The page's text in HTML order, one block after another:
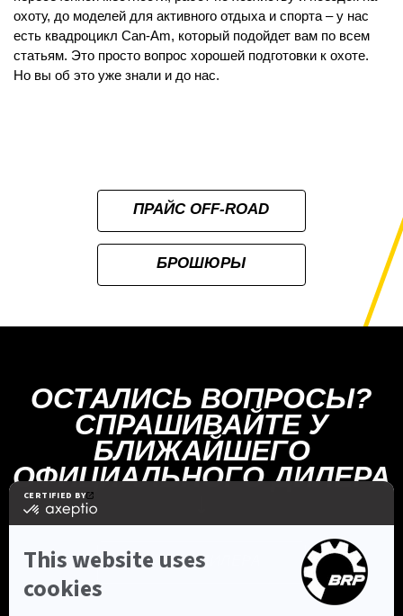
охоту, до моделей для активного отдыха и спорта – у нас
есть квадроцикл Can-Am, который подойдет вам по всем
статьям. Это просто вопрос хорошей подготовки к охоте.
Но вы об это уже знали и до нас.
ПРАЙС OFF-ROAD
БРОШЮРЫ
ОСТАЛИСЬ ВОПРОСЫ?
СПРАШИВАЙТЕ У
БЛИЖАЙШЕГО
ОФИЦИАЛЬНОГО ДИЛЕРА
НАЙТИ ДИЛЕРА